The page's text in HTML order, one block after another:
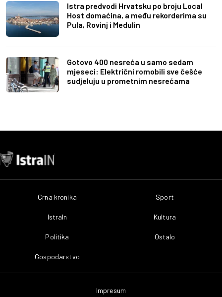
Istra predvodi Hrvatsku po broju Local
Host domaćina, a među rekorderima su
Pula, Rovinj i Medulin
Gotovo 400 nesreća u samo sedam
mjeseci: Električni romobili sve češće
sudjeluju u prometnim nesrećama
Crna kronika
IstraIn
Politika
Gospodarstvo
Sport
Kultura
Ostalo
Impresum